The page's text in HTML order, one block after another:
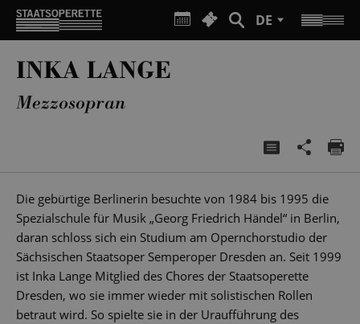
DE
INKA LANGE
Mezzosopran
Die gebürtige Berlinerin besuchte von 1984 bis 1995 die
Spezialschule für Musik „Georg Friedrich Händel“ in Berlin,
daran schloss sich ein Studium am Opernchorstudio der
Sächsischen Staatsoper Semperoper Dresden an. Seit 1999
ist Inka Lange Mitglied des Chores der Staatsoperette
Dresden, wo sie immer wieder mit solistischen Rollen
betraut wird. So spielte sie in der Uraufführung des